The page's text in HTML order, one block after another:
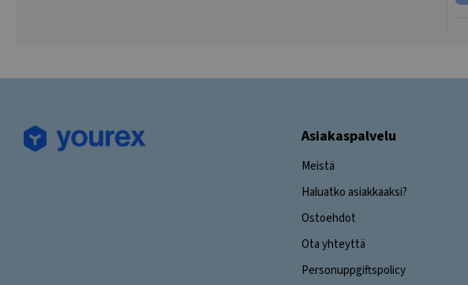
Asiakaspalvelu
Meistä
Haluatko asiakkaaksi?
Ostoehdot
Ota yhteyttä
Personuppgiftspolicy